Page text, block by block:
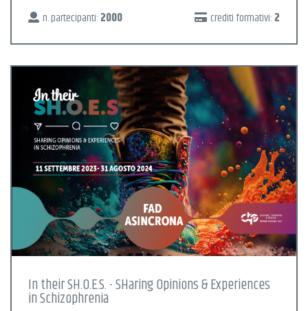
n. partecipanti: 2000 crediti formativi: 2
In their SH.O.E.S. - SHaring Opinions & Experiences
in Schizophrenia